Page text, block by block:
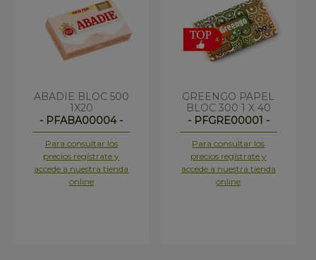
ABADIE BLOC 500
1X20
- PFABA00004 -
Para consultar los
precios regístrate y
accede a nuestra tienda
online
GREENGO PAPEL
BLOC 300 1 X 40
- PFGRE00001 -
Para consultar los
precios regístrate y
accede a nuestra tienda
online